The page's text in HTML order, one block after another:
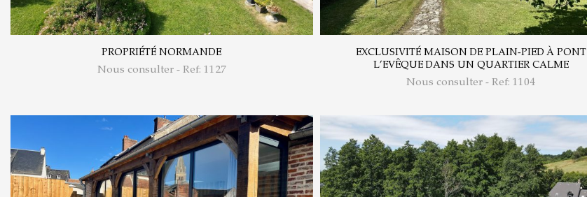
PROPRIÉTÉ NORMANDE
Nous consulter - Ref: 1127
EXCLUSIVITÉ MAISON DE PLAIN-PIED À PONT
L’EVÊQUE DANS UN QUARTIER CALME
Nous consulter - Ref: 1104